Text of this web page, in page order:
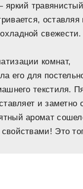
оставляя
свежести.
комнат,
его для
текстиля.
и заметно
аромат
Это